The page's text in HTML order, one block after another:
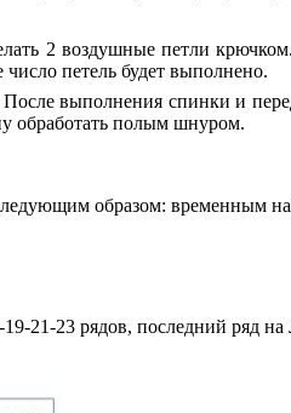
2 воздушные петли
петель будет выполнено.
выполнения спинки и
обработать полым шнуром.
образом: временным
21-23 рядов, последний ряд на